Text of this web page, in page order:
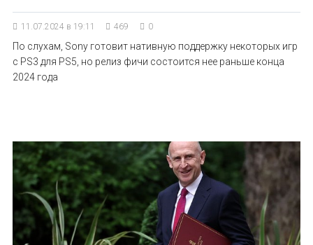
11.07.2024 в 19:11 469 0
По слухам, Sony готовит нативную поддержку некоторых игр
с PS3 для PS5, но релиз фичи состоится нее раньше конца
2024 года